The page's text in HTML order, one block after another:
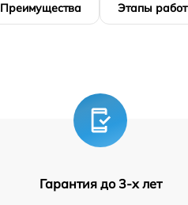
Преимущества Этапы работ
Гарантия до 3-х лет